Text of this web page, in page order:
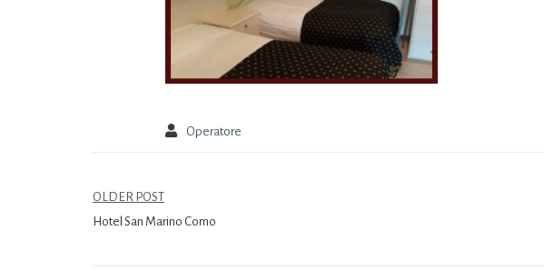
Operatore
OLDER POST
Hotel San Marino Como